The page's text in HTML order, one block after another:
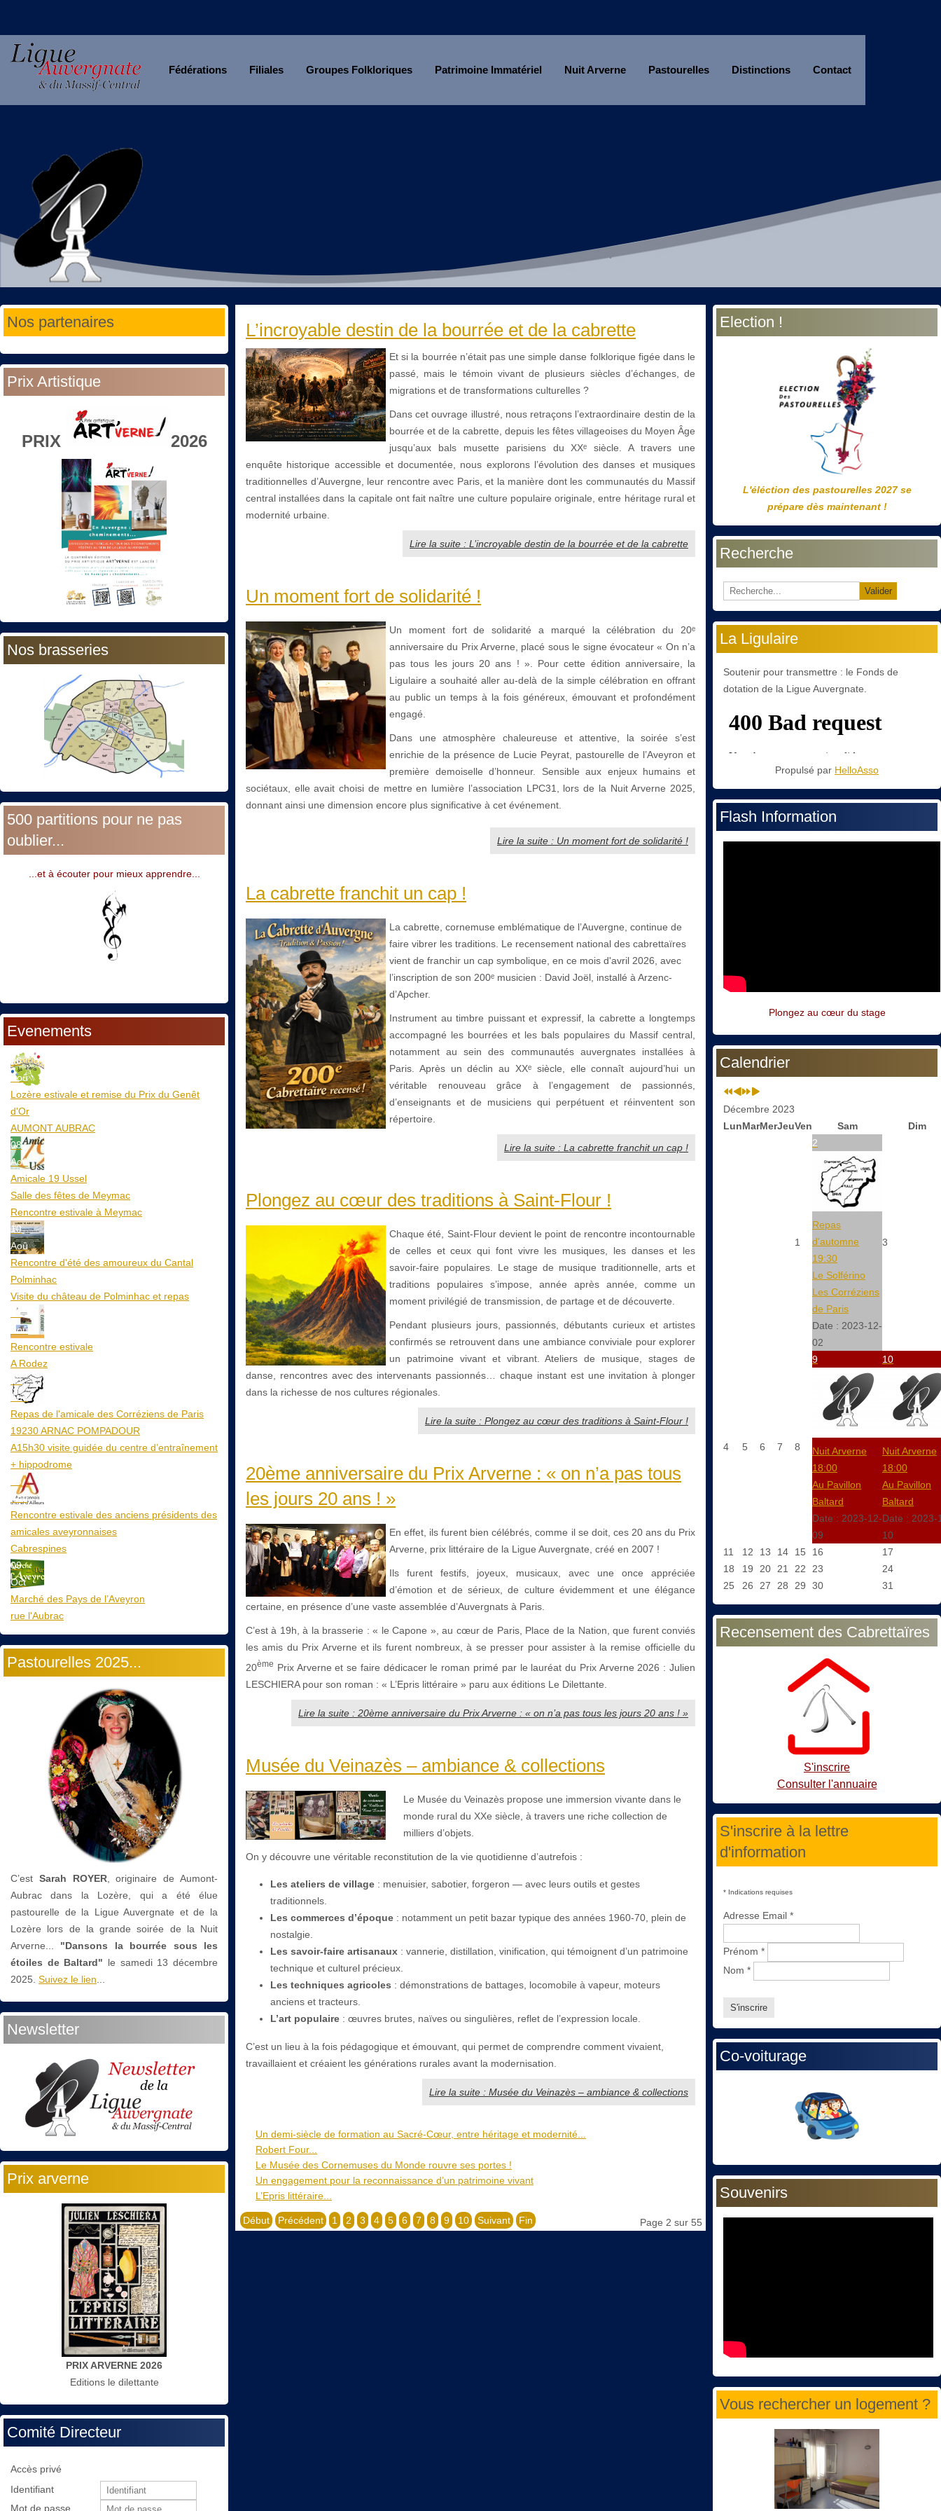
Fédérations Filiales Groupes Folkloriques Patrimoine Immatériel Nuit Arverne Pastourelles Distinctions Contact
Nos partenaires
Prix Artistique
PRIX 2026
Nos brasseries
500 partitions pour ne pas
oublier...
...et à écouter pour mieux apprendre...
Evenements
06
Aoû
Lozère estivale et remise du Prix du Genêt
d'Or
AUMONT AUBRAC
08
Aoû
Amicale 19 Ussel
Salle des fêtes de Meymac
Rencontre estivale à Meymac
10
Aoû
Rencontre d'été des amoureux du Cantal
Polminhac
Visite du château de Polminhac et repas
12
Aoû
Rencontre estivale
A Rodez
23
Aoû
Repas de l'amicale des Corréziens de Paris
19230 ARNAC POMPADOUR
A15h30 visite guidée du centre d’entraînement
+ hippodrome
25
Aoû
Rencontre estivale des anciens présidents des
amicales aveyronnaises
Cabrespines
09
Oct
Marché des Pays de l’Aveyron
rue l'Aubrac
Pastourelles 2025...
C’est Sarah ROYER, originaire de Aumont-
Aubrac dans la Lozère, qui a été élue
pastourelle de la Ligue Auvergnate et de la
Lozère lors de la grande soirée de la Nuit
Arverne...
"Dansons la bourrée sous les
étoiles de Baltard" le samedi 13 décembre
2025. Suivez le lien
Newsletter
Prix arverne
PRIX ARVERNE 2026
Editions le dilettante
Comité Directeur
Accès privé
Identifiant
Mot de passe
L’incroyable destin de la bourrée et de la cabrette
Et si la bourrée n’était pas une simple danse folklorique figée dans le
passé, mais le témoin vivant de plusieurs siècles d’échanges, de
migrations et de transformations culturelles ?
Dans cet ouvrage illustré, nous retraçons l’extraordinaire destin de la
bourrée et de la cabrette, depuis les fêtes villageoises du Moyen Âge
jusqu’aux bals musette parisiens du XXᵉ siècle. A travers une
enquête historique accessible et documentée, nous explorons l’évolution des danses et musiques
traditionnelles d’Auvergne, leur rencontre avec Paris, et la manière dont les communautés du Massif
central installées dans la capitale ont fait naître une culture populaire originale, entre héritage rural et
modernité urbaine.
Lire la suite : L’incroyable destin de la bourrée et de la cabrette
Un moment fort de solidarité !
Un moment fort de solidarité a marqué la célébration du 20ᵉ
anniversaire du Prix Arverne, placé sous le signe évocateur « On n’a
pas tous les jours 20 ans ! ». Pour cette édition anniversaire, la
Ligulaire a souhaité aller au-delà de la simple célébration en offrant
au public un temps à la fois généreux, émouvant et profondément
engagé.
Dans une atmosphère chaleureuse et attentive, la soirée s’est
enrichie de la présence de Lucie Peyrat, pastourelle de l’Aveyron et
première demoiselle d’honneur. Sensible aux enjeux humains et
sociétaux, elle avait choisi de mettre en lumière l’association LPC31, lors de la Nuit Arverne 2025,
donnant ainsi une dimension encore plus significative à cet événement.
Lire la suite : Un moment fort de solidarité !
La cabrette franchit un cap !
La cabrette, cornemuse emblématique de l’Auvergne, continue de
faire vibrer les traditions. Le recensement national des cabrettaïres
vient de franchir un cap symbolique, en ce mois d'avril 2026, avec
l’inscription de son 200ᵉ musicien : David Joël, installé à Arzenc-
d’Apcher.
Instrument au timbre puissant et expressif, la cabrette a longtemps
accompagné les bourrées et les bals populaires du Massif central,
notamment au sein des communautés auvergnates installées à
Paris. Après un déclin au XXᵉ siècle, elle connaît aujourd’hui un
véritable renouveau grâce à l’engagement de passionnés,
d’enseignants et de musiciens qui perpétuent et réinventent son
répertoire.
Lire la suite : La cabrette franchit un cap !
Plongez au cœur des traditions à Saint-Flour !
Chaque été, Saint-Flour devient le point de rencontre incontournable
de celles et ceux qui font vivre les musiques, les danses et les
savoir-faire populaires. Le stage de musique traditionnelle, arts et
traditions populaires s’impose, année après année, comme un
moment privilégié de transmission, de partage et de découverte.
Pendant plusieurs jours, passionnés, débutants curieux et artistes
confirmés se retrouvent dans une ambiance conviviale pour explorer
un patrimoine vivant et vibrant. Ateliers de musique, stages de
danse, rencontres avec des intervenants passionnés… chaque instant est une invitation à plonger
dans la richesse de nos cultures régionales.
Lire la suite : Plongez au cœur des traditions à Saint-Flour !
20ème anniversaire du Prix Arverne : « on n’a pas tous
les jours 20 ans ! »
En effet, ils furent bien célébrés, comme il se doit, ces 20 ans du Prix
Arverne, prix littéraire de la Ligue Auvergnate, créé en 2007 !
Ils furent festifs, joyeux, musicaux, avec une once appréciée
d’émotion et de sérieux, de culture évidemment et une élégance
certaine, en présence d’une vaste assemblée d’Auvergnats à Paris.
C’est à 19h, à la brasserie : « le Capone », au cœur de Paris, Place de la Nation, que furent conviés
les amis du Prix Arverne et ils furent nombreux, à se presser pour assister à la remise officielle du
20ème Prix Arverne et se faire dédicacer le roman primé par le lauréat du Prix Arverne 2026 : Julien
LESCHIERA pour son roman : « L’Epris littéraire » paru aux éditions Le Dilettante.
Lire la suite : 20ème anniversaire du Prix Arverne : « on n’a pas tous les jours 20 ans ! »
Musée du Veinazès – ambiance & collections
Le Musée du Veinazès propose une immersion vivante dans le
monde rural du XXe siècle, à travers une riche collection de
milliers d’objets.
On y découvre une véritable reconstitution de la vie quotidienne d’autrefois :
Les ateliers de village : menuisier, sabotier, forgeron — avec leurs outils et gestes
traditionnels.
Les commerces d’époque : notamment un petit bazar typique des années 1960-70, plein de
nostalgie.
Les savoir-faire artisanaux : vannerie, distillation, vinification, qui témoignent d’un patrimoine
technique et culturel précieux.
Les techniques agricoles : démonstrations de battages, locomobile à vapeur, moteurs
anciens et tracteurs.
L’art populaire : œuvres brutes, naïves ou singulières, reflet de l’expression locale.
C’est un lieu à la fois pédagogique et émouvant, qui permet de comprendre comment vivaient,
travaillaient et créaient les générations rurales avant la modernisation.
Lire la suite : Musée du Veinazès – ambiance & collections
Un demi-siècle de formation au Sacré-Cœur, entre héritage et modernité...
Robert Four...
Le Musée des Cornemuses du Monde rouvre ses portes !
Un engagement pour la reconnaissance d’un patrimoine vivant
L’Epris littéraire...
Page 2 sur 55
Début Précédent 1 2 3 4 5 6 7 8 9 10 Suivant Fin
Election !
L'éléction des pastourelles 2027 se
prépare dès maintenant !
Recherche
Valider
La Ligulaire
Soutenir pour transmettre : le Fonds de
dotation de la Ligue Auvergnate.
Propulsé par HelloAsso
Flash Information
Plongez au cœur du stage
Calendrier
Année
précédente
Mois
précédent
Année
suivante
Mois
suivant
Décembre 2023
LunMarMerJeuVen Sam Dim
1
2
Repas
d'automne
19:30
Le Solférino
Les Corréziens
de Paris
Date : 2023-12-
02
3
4 5 6 7 8
9
Nuit Arverne
18:00
Au Pavillon
Baltard
Date : 2023-12-
09
10
Nuit Arverne
18:00
Au Pavillon
Baltard
Date : 2023-
10
11
12 13 14 15 16
17
18
19 20 21 22 23
24
25
26 27 28 29 30 31
Recensement des Cabrettaïres
S'inscrire
Consulter l'annuaire
S'inscrire à la lettre
d'information
* Indications requises
Adresse Email *
Prénom *
Nom *
Co-voiturage
Souvenirs
Vous rechercher un logement ?